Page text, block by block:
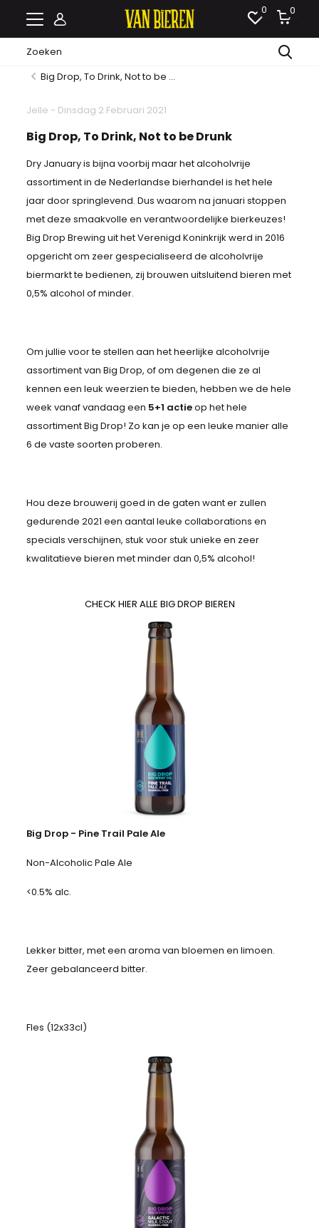
0 0
Big Drop, To Drink, Not to be ...
Jelle - Dinsdag 2 Februari 2021
Big Drop, To Drink, Not to be Drunk
Dry January is bijna voorbij maar het alcoholvrije
assortiment in de Nederlandse bierhandel is het hele
jaar door springlevend. Dus waarom na januari stoppen
met deze smaakvolle en verantwoordelijke bierkeuzes!
Big Drop Brewing uit het Verenigd Koninkrijk werd in 2016
opgericht om zeer gespecialiseerd de alcoholvrije
biermarkt te bedienen, zij brouwen uitsluitend bieren met
0,5% alcohol of minder.
Om jullie voor te stellen aan het heerlijke alcoholvrije
assortiment van Big Drop, of om degenen die ze al
kennen een leuk weerzien te bieden, hebben we de hele
week vanaf vandaag een 5+1 actieop het hele
assortiment Big Drop! Zo kan je op een leuke manier alle
6 de vaste soorten proberen.
Hou deze brouwerij goed in de gaten want er zullen
gedurende 2021 een aantal leuke collaborations en
specials verschijnen, stuk voor stuk unieke en zeer
kwalitatieve bieren met minder dan 0,5% alcohol!
CHECK HIER ALLE BIG DROP BIEREN
Big Drop - Pine Trail Pale Ale
Non-Alcoholic Pale Ale
<0.5% alc.
Lekker bitter, met een aroma van bloemen en limoen.
Zeer gebalanceerd bitter.
Fles (12x33cl)